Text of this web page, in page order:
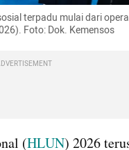
terpadu mulai dari
Foto: Dok. Kemensos
(HLUN) 2026